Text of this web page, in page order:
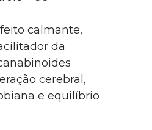
calmante,
da
cerebral,
e equilíbrio